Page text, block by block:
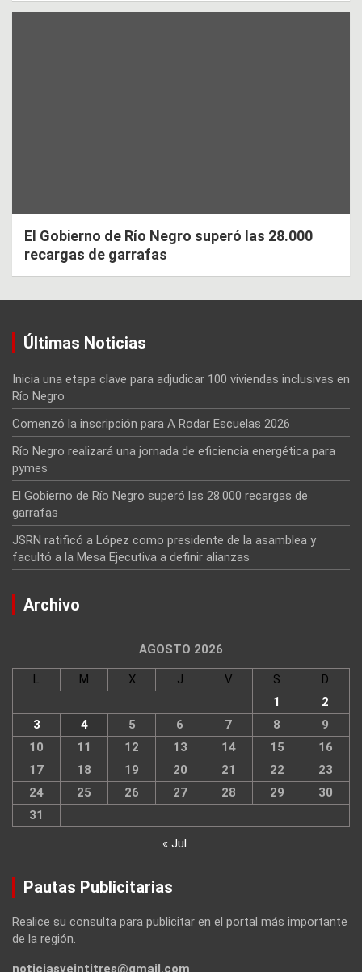
El Gobierno de Río Negro superó las 28.000
recargas de garrafas
Últimas Noticias
Inicia una etapa clave para adjudicar 100 viviendas inclusivas en
Río Negro
Comenzó la inscripción para A Rodar Escuelas 2026
Río Negro realizará una jornada de eficiencia energética para
pymes
El Gobierno de Río Negro superó las 28.000 recargas de
garrafas
JSRN ratificó a López como presidente de la asamblea y
facultó a la Mesa Ejecutiva a definir alianzas
Archivo
AGOSTO 2026
L M X J V S
D
1
2
3
4 5 6 7 8
9
10
11 12 13 14 15
16
17
18 19 20 21 22
23
24
25 26 27 28 29
30
31
« Jul
Pautas Publicitarias
Realice su consulta para publicitar en el portal más importante
de la región.